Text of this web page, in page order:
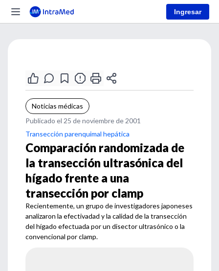
Ingresar
Noticias médicas
Publicado el 25 de noviembre de 2001
Transección parenquimal hepática
Comparación randomizada de
la transección ultrasónica del
hígado frente a una
transección por clamp
Recientemente, un grupo de investigadores japoneses
analizaron la efectivadad y la calidad de la transección
del hígado efectuada por un disector ultrasónico o la
convencional por clamp.